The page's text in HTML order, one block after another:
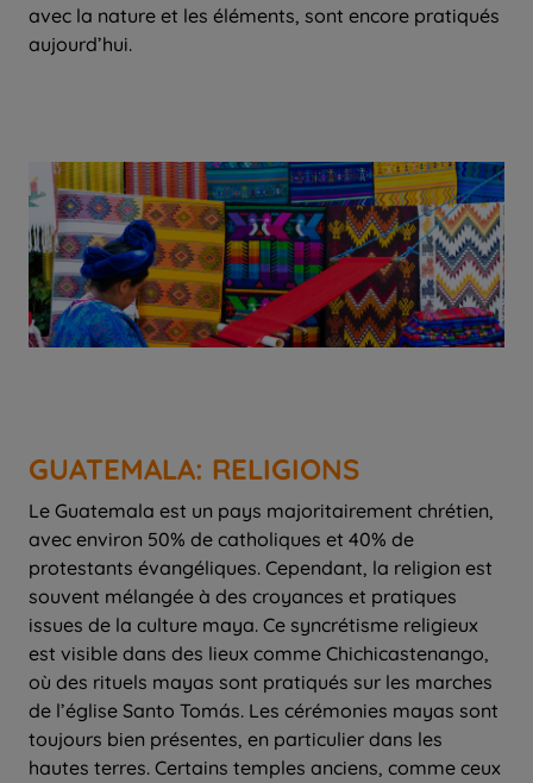
avec la nature et les éléments, sont encore pratiqués
aujourd’hui.
GUATEMALA: RELIGIONS
Le Guatemala est un pays majoritairement chrétien,
avec environ 50% de catholiques et 40% de
protestants évangéliques. Cependant, la religion est
souvent mélangée à des croyances et pratiques
issues de la culture maya. Ce syncrétisme religieux
est visible dans des lieux comme Chichicastenango,
où des rituels mayas sont pratiqués sur les marches
de l’église Santo Tomás. Les cérémonies mayas sont
toujours bien présentes, en particulier dans les
hautes terres. Certains temples anciens, comme ceux